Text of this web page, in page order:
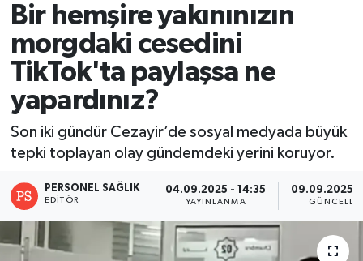
Bir hemşire yakınınızın
morgdaki cesedini
TikTok'ta paylaşsa ne
yapardınız?
Son iki gündür Cezayir’de sosyal medyada büyük
tepki toplayan olay gündemdeki yerini koruyor.
PERSONEL SAĞLIK
EDITÖR
04.09.2025 - 14:35
YAYINLANMA
09.09.2025 -
Atamalar
Mevzuat
Sendika
Kpss - Sınav
Tüm Manşetler
Son Dakika Haberleri
Haber Arşivi